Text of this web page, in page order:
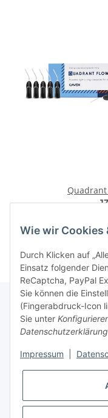
Quadrant
Rechtliche Hinweise
Produktinformationen
Wie wir Cookies
Durch Klicken auf
Einsatz folgender
ReCaptcha, PayPal
Sie können die
(Fingerabdruck-Icon
Sie unter
Datenschutzerklärung
Impressum